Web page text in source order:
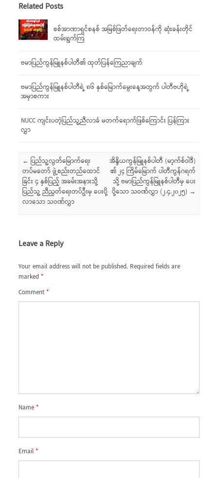
Related Posts
စစ်အာဏာရှင်စနစ် အမြစ်ဖြတ်ရေးတာဝန်ကို ဆုံးခန်းတိုင်
ထမ်းရွက်ကြ
ဗမာပြည်ကွန်မြူနစ်ပါတီ၏ ထုတ်ပြန်ကြေညာချက်
ဗမာပြည်ကွန်မြူနစ်ပါတီရဲ့ ၈၆ နှစ်မြောက်မွေးနေ့အတွက် ပါတီဗဟိုရဲ့
အမှာစကား
NUCC ကျင်းပတဲ့ပြည်သူ့ညီလာခံ မတက်ရောက်ဖြစ်ကြောင်း ပြန်ကြား
လွှာ
Post navigation
← ပြည်သူ့လွတ်မြောက်ရေး
တပ်မတော် ဖွဲ့စည်းတည်ထောင်
ခြင်း ၄ နှစ်ပြည့် အခမ်းအနားသို့
ပြည်သူ့ ညီညွတ်ရေးတပ်ဦးမှ ပေးပို့
လာသော သဝဏ်လွှာ
အိန္ဒိယကွန်မြူနစ်ပါတီ (မာ့က်စ်ဝါဒီ)
၏ ၂၄ ကြိမ်မြောက် ပါတီကွန်ဂရက်
သို့ ဗမာပြည်ကွန်မြူနစ်ပါတီမှ ပေး
ပို့သော သဝဏ်လွှာ (၂.၄.၂၀၂၅) →
Leave a Reply
Your email address will not be published. Required fields are
marked*
Comment*
Name*
Email*